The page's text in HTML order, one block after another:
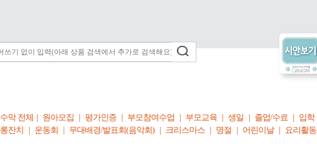
막 전체 원아모집 평가인증 부모참여수업 부모교육 생일 졸업/수료 입학
잔치
운동회 무대배경/발표회(음악회) 크리스마스 명절 어린이날 요리활동